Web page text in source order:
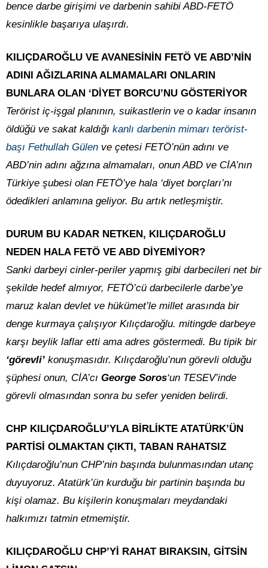
bence darbe girişimi ve darbenin sahibi ABD-FETÖ
kesinlikle başarıya ulaşırdı.
KILIÇDAROĞLU VE AVANESİNİN FETÖ VE ABD’NİN
ADINI AĞIZLARINA ALMAMALARI ONLARIN
BUNLARA OLAN ‘DİYET BORCU’NU GÖSTERİYOR
Terörist iç-işgal planının, suikastlerin ve o kadar insanın
öldüğü ve sakat kaldığı kanlı darbenin mimarı terörist-
başı Fethullah Gülen ve çetesi FETÖ’nün adını ve
ABD’nin adını ağzına almamaları, onun ABD ve CİA’nın
Türkiye şubesi olan FETÖ’ye hala ‘diyet borçları’nı
ödedikleri anlamına geliyor. Bu artık netleşmiştir.
DURUM BU KADAR NETKEN, KILIÇDAROĞLU
NEDEN HALA FETÖ VE ABD DİYEMİYOR?
Sanki darbeyi cinler-periler yapmış gibi darbecileri net bir
şekilde hedef almıyor, FETÖ’cü darbecilerle darbe’ye
maruz kalan devlet ve hükümet’le millet arasında bir
denge kurmaya çalışıyor Kılıçdaroğlu. mitingde darbeye
karşı beylik laflar etti ama adres göstermedi. Bu tipik bir
‘görevli’ konuşmasıdır. Kılıçdaroğlu’nun görevli olduğu
şüphesi onun, CİA’cı George Soros‘un TESEV’inde
görevli olmasından sonra bu sefer yeniden belirdi.
CHP KILIÇDAROĞLU’YLA BİRLİKTE ATATÜRK’ÜN
PARTİSİ OLMAKTAN ÇIKTI, TABAN RAHATSIZ
Kılıçdaroğlu’nun CHP’nin başında bulunmasından utanç
duyuyoruz. Atatürk’ün kurduğu bir partinin başında bu
kişi olamaz. Bu kişilerin konuşmaları meydandaki
halkımızı tatmin etmemiştir.
KILIÇDAROĞLU CHP’Yİ RAHAT BIRAKSIN, GİTSİN